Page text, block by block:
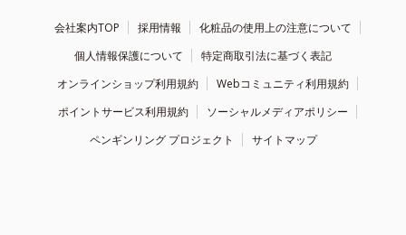
会社案内TOP 採用情報
化粧品の使用上の注意について
個人情報保護について
特定商取引法に基づく表記
オンラインショップ利用規約
Webコミュニティ利用規約
ポイントサービス利用規約
ソーシャルメディアポリシー
ペンギンリング プロジェクト
サイトマップ